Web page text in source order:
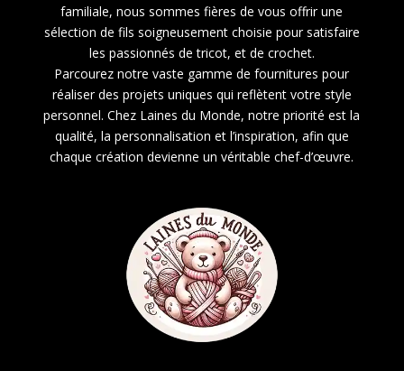
familiale, nous sommes fières de vous offrir une
sélection de fils soigneusement choisie pour satisfaire
les passionnés de tricot, et de crochet.
Parcourez notre vaste gamme de fournitures pour
réaliser des projets uniques qui reflètent votre style
personnel. Chez Laines du Monde, notre priorité est la
qualité, la personnalisation et l’inspiration, afin que
chaque création devienne un véritable chef-d’œuvre.